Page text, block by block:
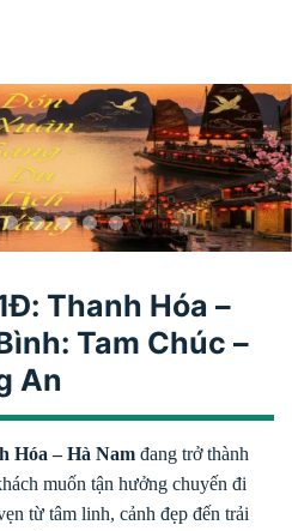
Thanh Hóa –
Tam Chúc –
An
Hóa – Hà Nam đang trở thành
muốn tận hưởng chuyến đi
từ tâm linh, cảnh đẹp đến trải